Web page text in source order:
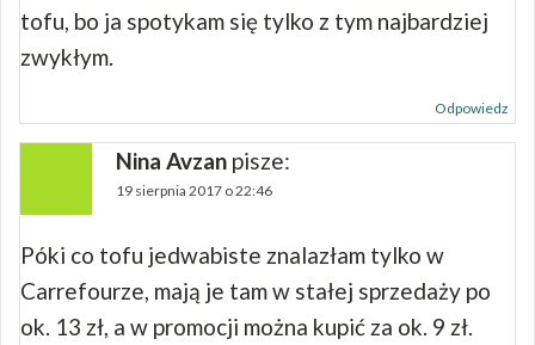
tofu, bo ja spotykam się tylko z tym najbardziej
zwykłym.
Odpowiedz
Nina Avzan pisze:
19 sierpnia 2017 o 22:46
Póki co tofu jedwabiste znalazłam tylko w
Carrefourze, mają je tam w stałej sprzedaży po
ok. 13 zł, a w promocji można kupić za ok. 9 zł.